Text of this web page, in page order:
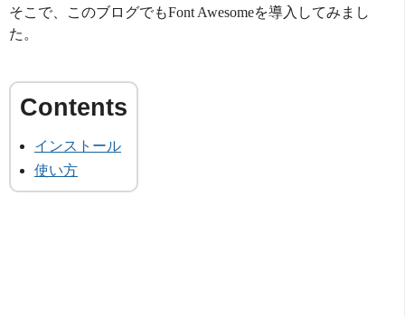
そこで、このブログでもFont Awesomeを導入してみまし
た。
インストール
使い方